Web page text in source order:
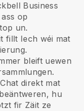
Business
op
un.
fillt Iech wéi mat
bleift uewen
direkt mat
hu
fir Zäit ze